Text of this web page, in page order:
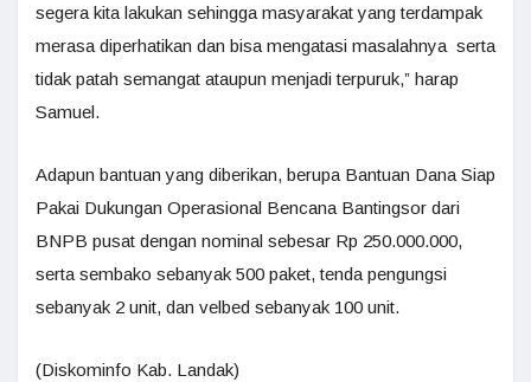
segera kita lakukan sehingga masyarakat yang terdampak
merasa diperhatikan dan bisa mengatasi masalahnya serta
tidak patah semangat ataupun menjadi terpuruk,” harap
Samuel.
Adapun bantuan yang diberikan, berupa Bantuan Dana Siap
Pakai Dukungan Operasional Bencana Bantingsor dari
BNPB pusat dengan nominal sebesar Rp 250.000.000,
serta sembako sebanyak 500 paket, tenda pengungsi
sebanyak 2 unit, dan velbed sebanyak 100 unit.
(Diskominfo Kab. Landak)